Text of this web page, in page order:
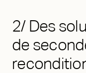
2/ Des
de